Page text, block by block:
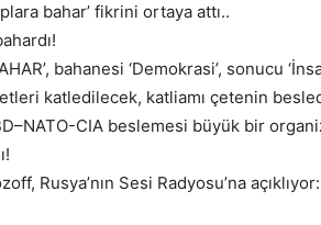
bahar’ fikrini ortaya attı..
bahanesi ‘Demokrasi’, sonucu
katledilecek, katliamı çetenin
CIA beslemesi büyük bir
Rusya’nın Sesi Radyosu’na açıklıyor: